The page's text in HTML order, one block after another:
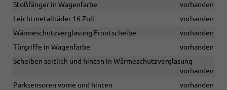
Stoßfänger in Wagenfarbe
vorhanden
Leichtmetallräder 16 Zoll
vorhanden
Wärmeschutzverglasung Frontscheibe
vorhanden
Türgriffe in Wagenfarbe
vorhanden
Scheiben seitlich und hinten in Wärmeschutzverglasung
vorhanden
Parksensoren vorne und hinten
vorhanden